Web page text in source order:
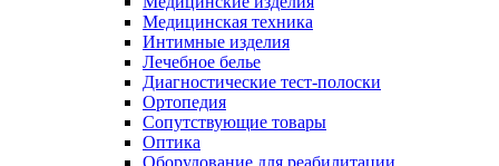
Медицинская техника
Интимные изделия
Лечебное белье
Диагностические тест-полоски
Ортопедия
Сопутствующие товары
Оптика
Оборудование для реабилитации